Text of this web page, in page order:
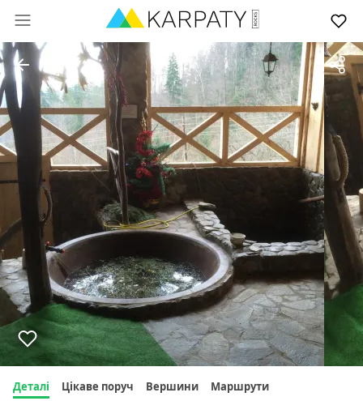
Деталі Цікаве поруч Вершини Маршрути